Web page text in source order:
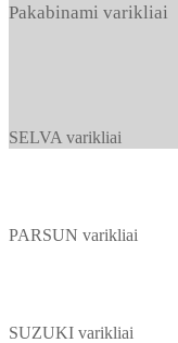
Pakabinami varikliai
SELVA varikliai
PARSUN varikliai
SUZUKI varikliai